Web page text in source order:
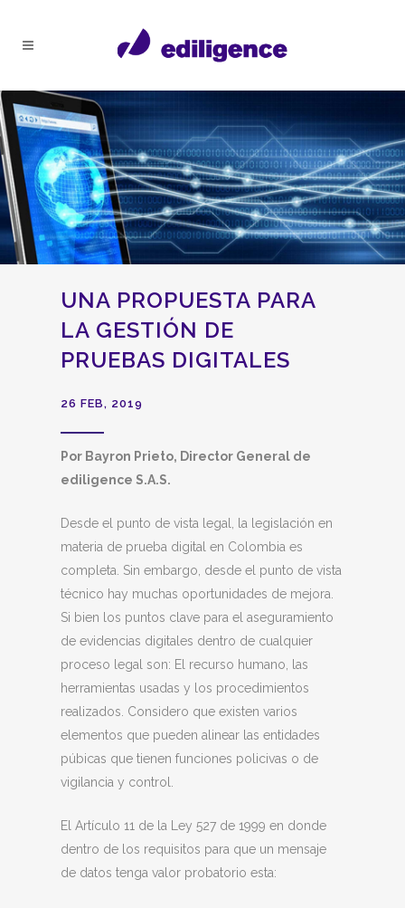
UNA PROPUESTA PARA
LA GESTIÓN DE
PRUEBAS DIGITALES
26 FEB, 2019
Por Bayron Prieto, Director General de
ediligence S.A.S.
Desde el punto de vista legal, la legislación en
materia de prueba digital en Colombia es
completa. Sin embargo, desde el punto de vista
técnico hay muchas oportunidades de mejora.
Si bien los puntos clave para el aseguramiento
de evidencias digitales dentro de cualquier
proceso legal son: El recurso humano, las
herramientas usadas y los procedimientos
realizados. Considero que existen varios
elementos que pueden alinear las entidades
púbicas que tienen funciones policivas o de
vigilancia y control.
El Artículo 11 de la Ley 527 de 1999 en donde
dentro de los requisitos para que un mensaje
de datos tenga valor probatorio esta: